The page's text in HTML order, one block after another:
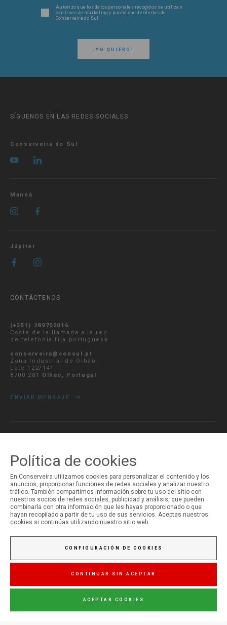
¡YO QUIERO!
Autorizo ​​que los datos personales recogidos se utilizan
con fines de marketing y publicidad de ofertas de
Conserveira do Sul.
SÍGUENOS EN LAS REDES SOCIALES
Conserveira do Sul
Manná
Júpiter
CONTÁCTENOS
(+351) 289702016
Coste de la llamada a la red
de telefonía fija portuguesa
conserveira@consul.pt
Zona Industrial de Olhão,
Lote 122/141
8700-281 Olhão, Portugal
ENVIAR MENSAJE
Iniciar Sesión
Política de cookies
En Conserveira utilizamos cookies para personalizar el contenido y los
anuncios, proporcionar funciones de redes sociales y analizar nuestro
tráfico. También compartimos información sobre tu uso del sitio con
nuestros socios de redes sociales, publicidad y análisis, que pueden
combinarla con otra información que les hayas proporcionado o que
hayan recopilado a partir de tu uso de sus servicios. Aceptas nuestros
cookies si continúas utilizando nuestro sitio web.
CONFIGURACIÓN DE COOKIES
CONTINUAR SIN ACEPTAR
ACEPTAR COOKIES